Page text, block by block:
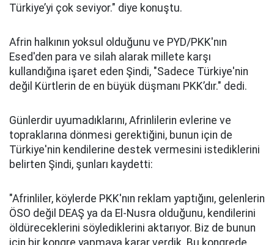
Türkiye’yi çok seviyor." diye konuştu.
Afrin halkının yoksul olduğunu ve PYD/PKK'nın
Esed'den para ve silah alarak millete karşı
kullandığına işaret eden Şindi, "Sadece Türkiye'nin
değil Kürtlerin de en büyük düşmanı PKK’dır." dedi.
Günlerdir uyumadıklarını, Afrinlilerin evlerine ve
topraklarına dönmesi gerektiğini, bunun için de
Türkiye'nin kendilerine destek vermesini istediklerini
belirten Şindi, şunları kaydetti:
"Afrinliler, köylerde PKK'nın reklam yaptığını, gelenlerin
ÖSO değil DEAŞ ya da El-Nusra olduğunu, kendilerini
öldüreceklerini söylediklerini aktarıyor. Biz de bunun
için bir kongre yapmaya karar verdik. Bu kongrede,